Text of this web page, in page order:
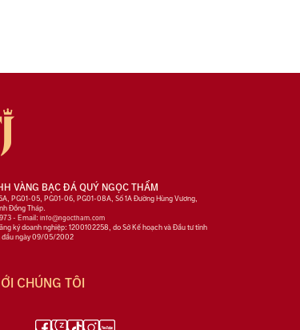
VÀNG BẠC ĐÁ QUÝ NGỌC THẨM
PG01-05, PG01-06, PG01-08A, Số 1A Đường Hùng Vương,
Đồng Tháp.
- Email:info@ngoctham.com
ký doanh nghiệp: 1200102258, do Sở Kế hoạch và Đầu tư tỉnh
đầu ngày 09/05/2002
CHÚNG TÔI